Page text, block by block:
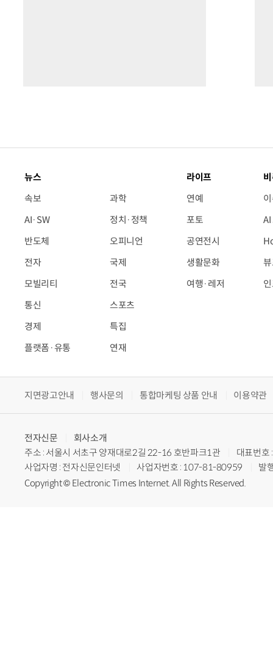
뉴스
속보
AI·SW
반도체
전자
모빌리티
통신
경제
플랫폼·유통
과학
정치·정책
오피니언
국제
전국
스포츠
특집
연재
라이프
연예
포토
공연전시
생활문화
여행·레저
지면광고안내 행사문의 통합마케팅 상품 안내 이용약관
전자신문
회사소개
주소 : 서울시 서초구 양재대로2길 22-16 호반파크1관
대표번
사업자명 : 전자신문인터넷
사업자번호 : 107-81-80959
발
Copyright © Electronic Times Internet. All Rights Reserved.